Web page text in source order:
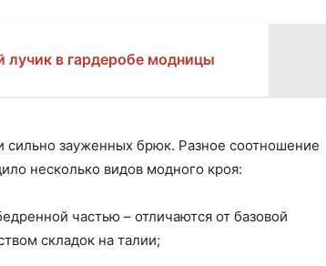
в гардеробе модницы
сильно зауженных брюк. Разное соотношение
несколько видов модного кроя:
частью – отличаются от базовой
складок на талии;